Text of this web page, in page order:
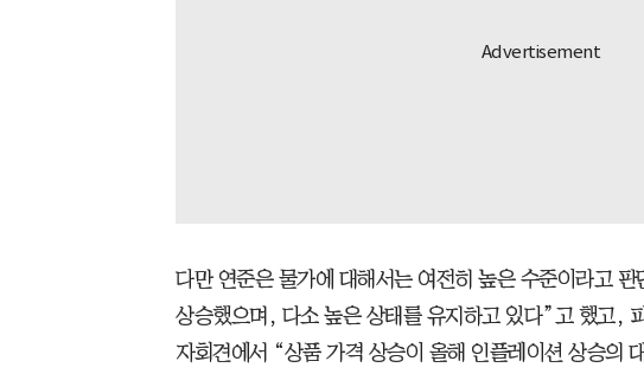
다만 연준은 물가에 대해서는 여전히 높은 수준이라고
상승했으며, 다소 높은 상태를 유지하고 있다”고 했고,
자회견에서 “상품 가격 상승이 올해 인플레이션 상승의